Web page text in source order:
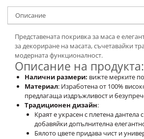
Описание
Представената покривка за маса е
за декориране на масата, съчетавайки
модерната функционалност.
Описание на продукта:
Налични размери: вижте мерките
Материал: Изработена от 100%
предлагаща издръжливост и
Традиционен дизайн:
Краят е украсен с плетена
добавяйки допълнителна
Бялото цвете придава чист и